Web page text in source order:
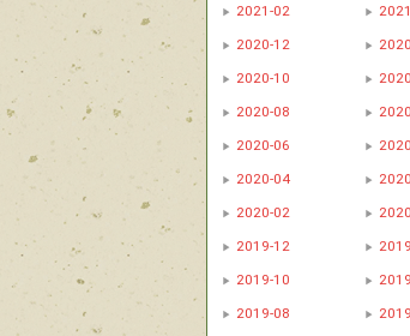
2021-02
2020-12
2020-10
2020-08
2020-06
2020-04
2020-02
2019-12
2019-10
2019-08